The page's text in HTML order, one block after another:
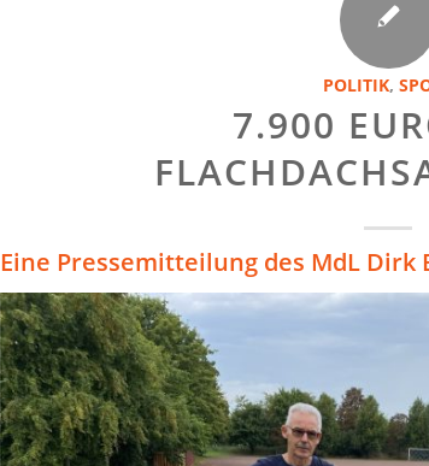
POLITIK,
7.900
Eine Pressemitteilung des MdL Dirk